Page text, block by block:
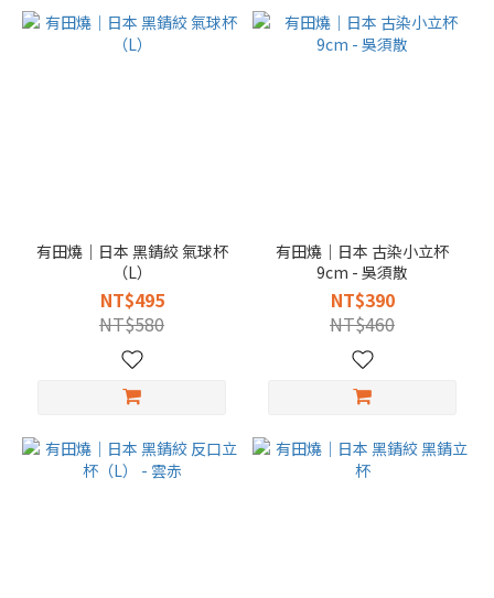
有田燒｜日本 黑錆絞 氣球杯
（L）
NT$495
NT$580
有田燒｜日本 古染小立杯
9cm - 吳須散
NT$390
NT$460